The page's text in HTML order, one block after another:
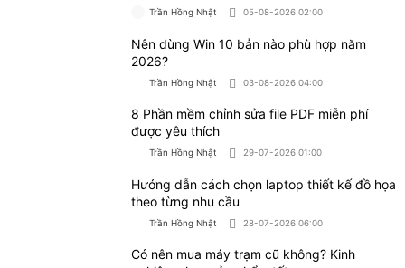
Trần Hồng Nhật 05-08-2026 02:00
Nên dùng Win 10 bản nào phù hợp năm
2026?
Trần Hồng Nhật 03-08-2026 04:00
8 Phần mềm chỉnh sửa file PDF miễn phí
được yêu thích
Trần Hồng Nhật 29-07-2026 01:00
Hướng dẫn cách chọn laptop thiết kế đồ họa
theo từng nhu cầu
Trần Hồng Nhật 28-07-2026 06:00
Có nên mua máy trạm cũ không? Kinh